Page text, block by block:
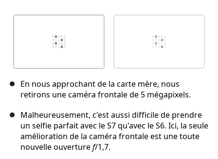
En nous approchant de la carte mère, nous
retirons une caméra frontale de 5 mégapixels.
Malheureusement, c'est aussi difficile de prendre
un selfie parfait avec le S7 qu'avec le S6. Ici, la seule
amélioration de la caméra frontale est une toute
nouvelle ouverturef/1,7.